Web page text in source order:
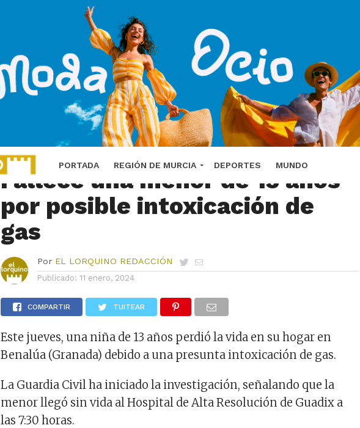
PORTADA REGIÓN DE MURCIA DEPORTES MUNDO
Hospital de Guadix donde fue trasladada la niña
GRANADA
Fallece una menor de 13 años
por posible intoxicación de
gas
Por EL LORQUINO REDACCIÓN
Publicado: 11 enero, 2024
COMPARTIR TUITEAR
Este jueves, una niña de 13 años perdió la vida en su hogar en
Benalúa (Granada) debido a una presunta intoxicación de gas.
La Guardia Civil ha iniciado la investigación, señalando que la
menor llegó sin vida al Hospital de Alta Resolución de Guadix a
las 7:30 horas.